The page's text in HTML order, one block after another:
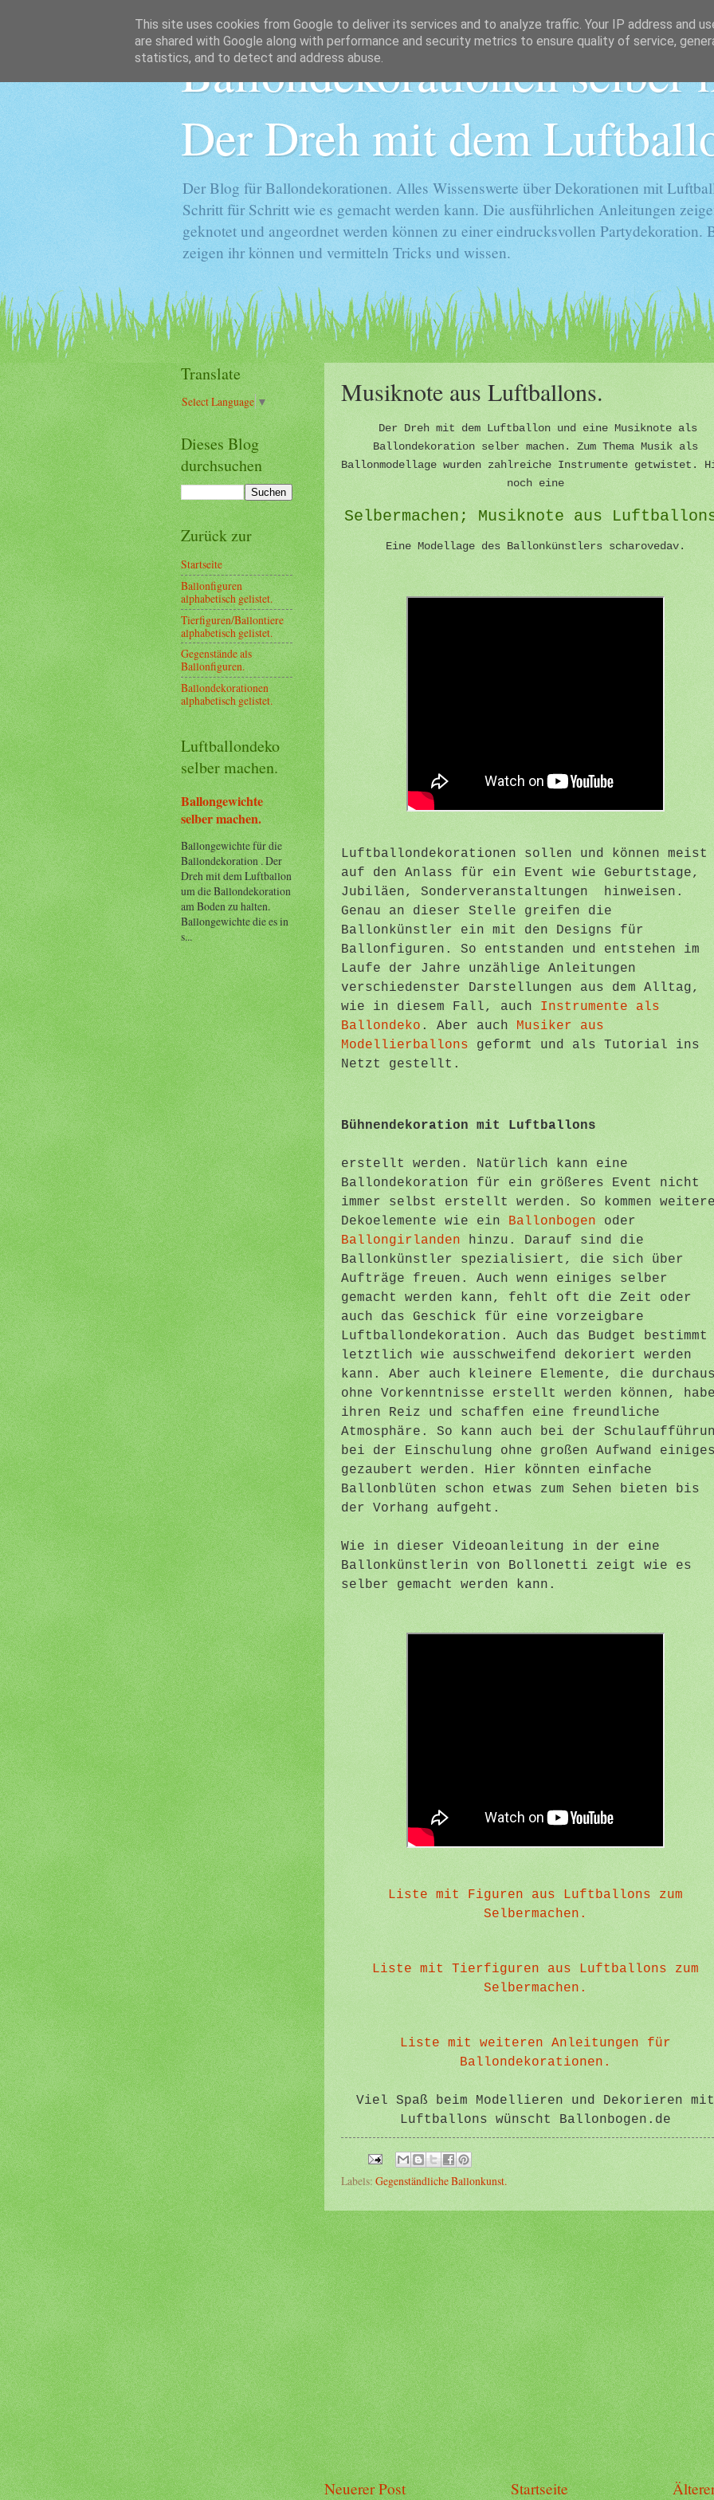
Ballondekorationen selber
Der Dreh mit dem
Der Blog für Ballondekorationen. Alles Wissenswerte über Dekorationen mit
Schritt für Schritt wie es gemacht werden kann. Die ausführlichen Anleitungen
geknotet und angeordnet werden können zu einer eindrucksvollen Partydekoration.
zeigen ihr können und vermitteln Tricks und wissen.
Musiknote aus Luftballons.
Der Dreh mit dem Luftballon und eine Musiknote als
Ballondekoration selber machen. Zum Thema Musik als
Ballonmodellage wurden zahlreiche Instrumente getwistet.
noch eine
Selbermachen; Musiknote aus
Eine Modellage des Ballonkünstlers scharovedav.
Luftballondekorationen sollen und können meist
auf den Anlass für ein Event wie Geburtstage,
Jubiläen, Sonderveranstaltungen hinweisen.
Genau an dieser Stelle greifen die
Ballonkünstler ein mit den Designs für
Ballonfiguren. So entstanden und entstehen im
Laufe der Jahre unzählige Anleitungen
verschiedenster Darstellungen aus dem Alltag,
wie in diesem Fall, auch Instrumente als
Ballondeko . Aber auch Musiker aus
Modellierballons geformt und als Tutorial ins
Netzt gestellt.
Bühnendekoration mit Luftballons
erstellt werden. Natürlich kann eine
Ballondekoration für ein größeres Event nicht
immer selbst erstellt werden. So kommen
Dekoelemente wie ein Ballonbogen oder
Ballongirlanden hinzu. Darauf sind die
Ballonkünstler spezialisiert, die sich über
Aufträge freuen. Auch wenn einiges selber
gemacht werden kann, fehlt oft die Zeit oder
auch das Geschick für eine vorzeigbare
Luftballondekoration. Auch das Budget bestimmt
letztlich wie ausschweifend dekoriert werden
kann. Aber auch kleinere Elemente, die
ohne Vorkenntnisse erstellt werden können,
ihren Reiz und schaffen eine freundliche
Atmosphäre. So kann auch bei der
bei der Einschulung ohne großen Aufwand
gezaubert werden. Hier könnten einfache
Ballonblüten schon etwas zum Sehen bieten bis
der Vorhang aufgeht.
Wie in dieser Videoanleitung in der eine
Ballonkünstlerin von Bollonetti zeigt wie es
selber gemacht werden kann.
Liste mit Figuren aus Luftballons zum
Selbermachen.
Liste mit Tierfiguren aus Luftballons zum
Selbermachen.
Liste mit weiteren Anleitungen für
Ballondekorationen.
Viel Spaß beim Modellieren und Dekorieren mit
Luftballons wünscht Ballonbogen.de
Labels: Gegenständliche Ballonkunst.
Neuerer Post Startseite
Translate
Select Language▼
Dieses Blog
durchsuchen
Zurück zur
Startseite
Ballonfiguren
alphabetisch gelistet.
Tierfiguren/Ballontiere
alphabetisch gelistet.
Gegenstände als
Ballonfiguren.
Ballondekorationen
alphabetisch gelistet.
Luftballondeko
selber machen.
Ballongewichte
selber machen.
Ballongewichte für die
Ballondekoration . Der
Dreh mit dem Luftballon
um die Ballondekoration
am Boden zu halten.
Ballongewichte die es in
s...
This site uses cookies from Google to deliver its services and to analyze traffic. Your IP address and
are shared with Google along with performance and security metrics to ensure quality of service,
statistics, and to detect and address abuse.